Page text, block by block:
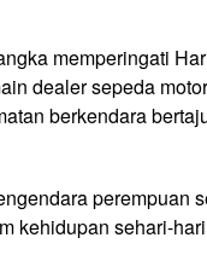
memperingati
dealer sepeda
berkendara
perempuan
kehidupan sehari-